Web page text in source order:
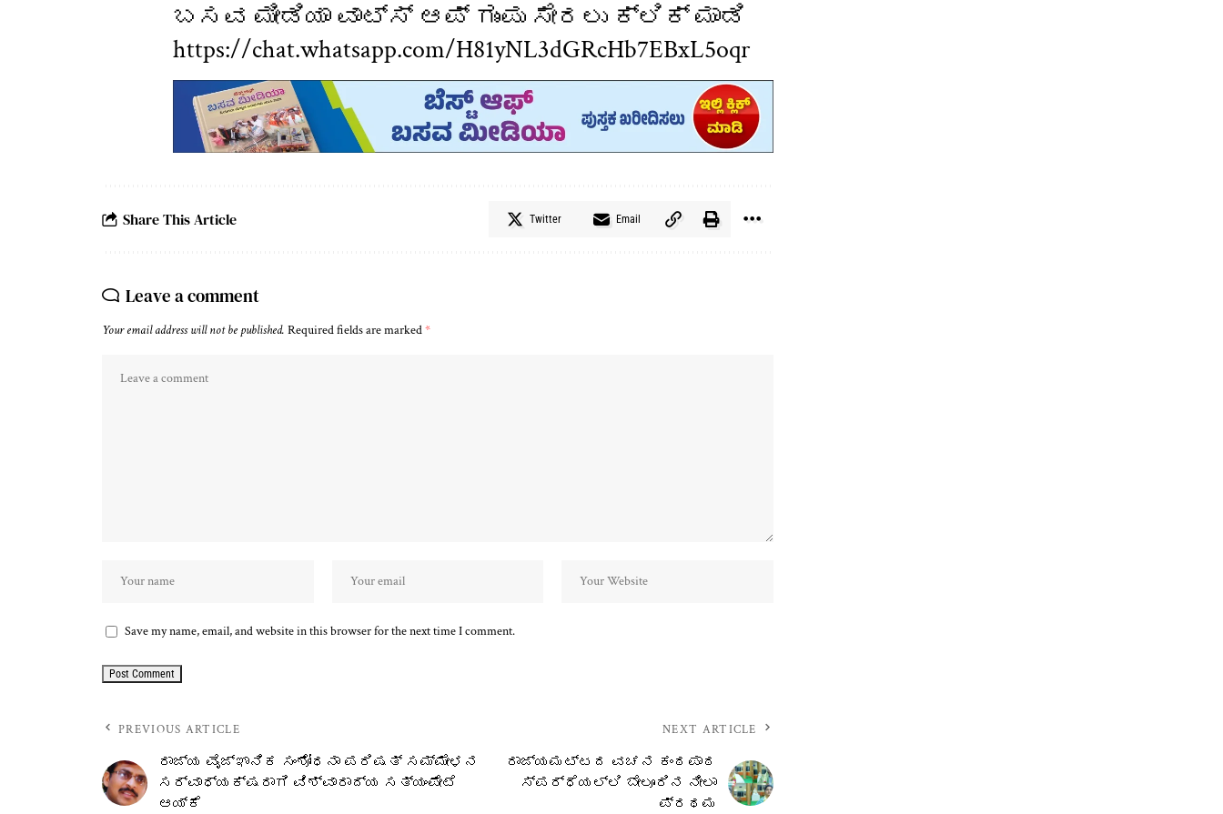
ಬಸವ ಮೀಡಿಯಾ ವಾಟ್ಸ್ ಆಪ್ ಗುಂಪು ಸೇರಲು ಕ್ಲಿಕ್ ಮಾಡಿ
https://chat.whatsapp.com/H81yNL3dGRcHb7EBxL5oqr
Share This Article Twitter Email
Leave a comment
Your email address will not be published. Required fields are marked*
Save my name, email, and website in this browser for the next time I comment.
PREVIOUS ARTICLE
ರಾಜ್ಯ ವೈಜ್ಞಾನಿಕ ಸಂಶೋಧನಾ ಪರಿಷತ್ ಸಮ್ಮೇಳನ
ಸರ್ವಾಧ್ಯಕ್ಷರಾಗಿ ವಿಶ್ವಾರಾದ್ಯ ಸತ್ಯಂಪೇಟೆ
ಆಯ್ಕೆ
NEXT ARTICLE
ರಾಜ್ಯಮಟ್ಟದ ವಚನ ಕಂಠಪಾಠ
ಸ್ಪರ್ಧೆಯಲ್ಲಿ ಬೇಲೂರಿನ ನೀಲಾ
ಪ್ರಥಮ